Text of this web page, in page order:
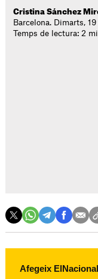
Cristina Sánchez
Barcelona. Dimarts,
Temps de lectura: 2
Afegeix